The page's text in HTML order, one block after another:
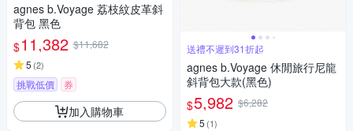
agnes b.Voyage 荔枝紋皮革斜
背包 黑色
$11,382 $11,682
5 (2)
挑戰低價 券
加入購物車
送禮不遲到31折起
agnes b.Voyage 休閒旅行尼龍
斜背包大款(黑色)
$5,982 $6,282
5 (1)